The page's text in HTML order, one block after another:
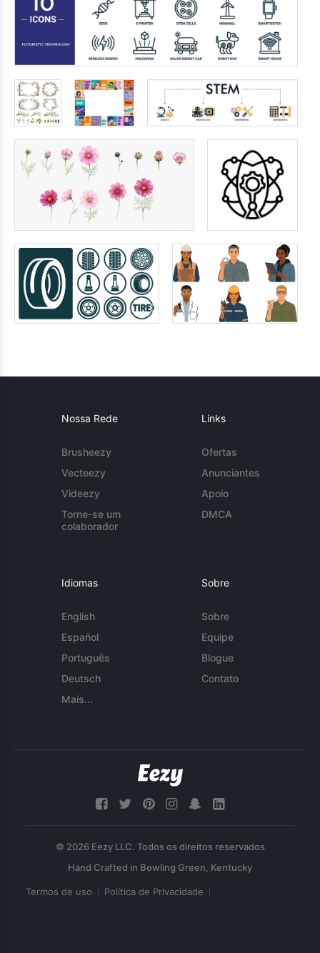
Nossa Rede
Brusheezy
Vecteezy
Videezy
Torne-se um
colaborador
Links
Ofertas
Anunciantes
Apoio
DMCA
Idiomas
English
Español
Português
Deutsch
Mais...
Sobre
Sobre
Equipe
Blogue
Contato
© 2026 Eezy LLC. Todos os direitos reservados
Termos de uso Política de Privacidade